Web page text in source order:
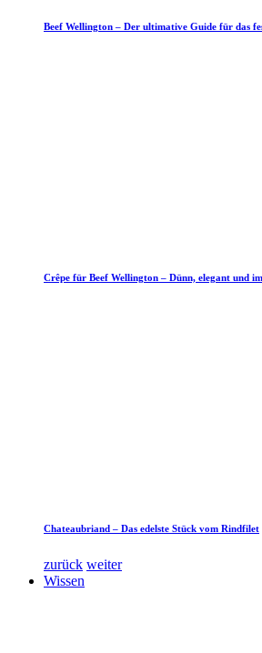
Beef Wellington – Der ultimative Guide für das
Crêpe für Beef Wellington – Dünn, elegant und
Chateaubriand – Das edelste Stück vom Rindfilet
zurück weiter
Wissen